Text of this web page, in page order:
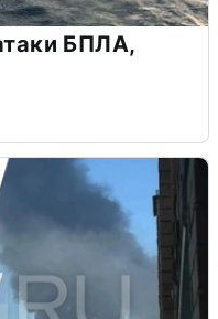
БПЛА,